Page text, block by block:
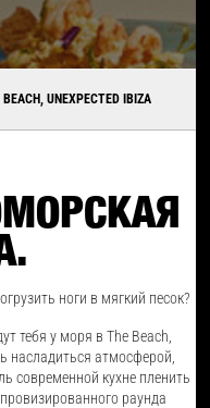
BEACH, UNEXPECTED IBIZA
ноги в мягкий песок?
тебя у моря в The Beach,
насладиться атмосферой,
современной кухне пленить
раунда